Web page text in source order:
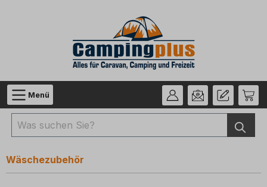
Zum Hauptinhalt springen
Menü
Wäschezubehör